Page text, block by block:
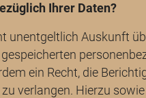
Ihrer Daten?
unentgeltlich Auskunft
ein Recht, die
verlangen. Hierzu